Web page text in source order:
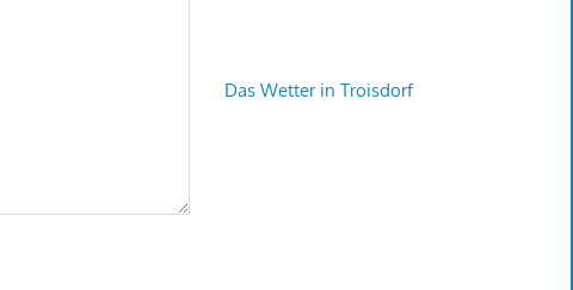
Das Wetter in Troisdorf